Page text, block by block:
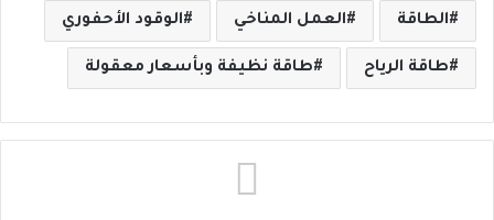
الطاقة العمل المناخي الوقود الأحفوري
طاقة الرياح طاقة نظيفة وبأسعار معقولة